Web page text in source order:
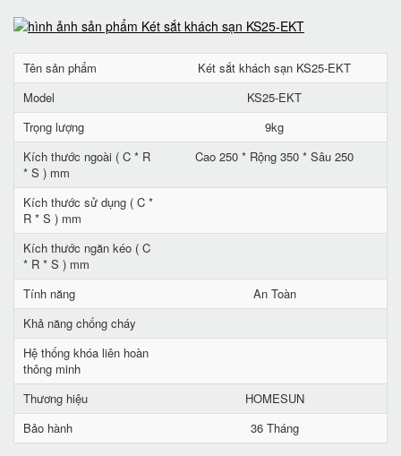
Tên sản phẩm
Két sắt khách sạn KS25-EKT
Model
KS25-EKT
Trọng lượng
9kg
Kích thước ngoài ( C * R
* S ) mm
Cao 250 * Rộng 350 * Sâu 250
Kích thước sử dụng ( C *
R * S ) mm
Kích thước ngăn kéo ( C
* R * S ) mm
Tính năng
An Toàn
Khả năng chống cháy
Hệ thống khóa liên hoàn
thông minh
Thương hiệu
HOMESUN
Bảo hành
36 Tháng